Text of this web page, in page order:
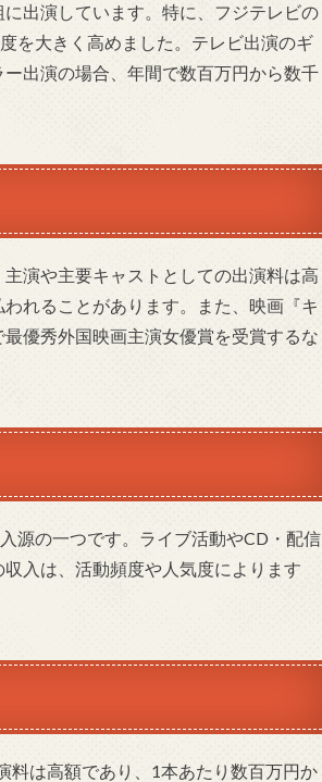
出演しています。特に、フジテレビの
を大きく高めました。テレビ出演のギ
出演の場合、年間で数百万円から数千
演や主要キャストとしての出演料は高
れることがあります。また、映画『キ
優秀外国映画主演女優賞を受賞するな
源の一つです。ライブ活動やCD・配信
入は、活動頻度や人気度によります
は高額であり、1本あたり数百万円か